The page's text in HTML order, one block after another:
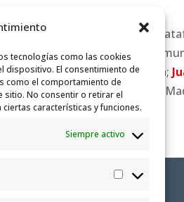
tecnologías como las cookies
dispositivo. El consentimiento de
como el comportamiento de
sitio. No consentir o retirar el
características y funciones.
Siempre activo
Estadísticas
trabajo de tres entidades de
El Mayor, en varias
Navarra, La Rioja y Cantabria;
y Pinardi en Comunidad de